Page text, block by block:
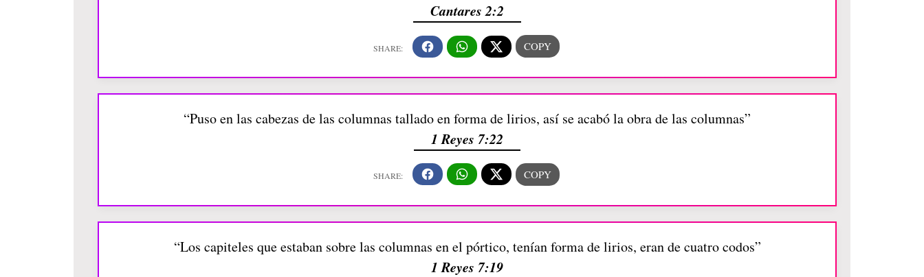
Cantares 2:2
“Puso en las cabezas de las columnas tallado en forma de lirios, así se acabó la obra de las columnas”
1 Reyes 7:22
“Los capiteles que estaban sobre las columnas en el pórtico, tenían forma de lirios, eran de cuatro codos”
1 Reyes 7:19